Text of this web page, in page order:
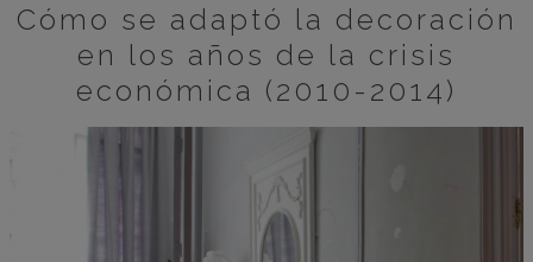
Cómo se adaptó la decoración
en los años de la crisis
económica (2010-2014)